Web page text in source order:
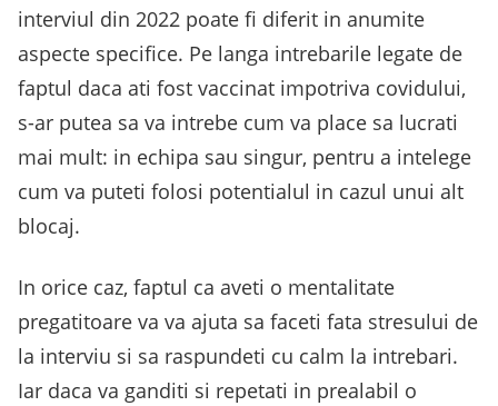
interviul din 2022 poate fi diferit in anumite
aspecte specifice. Pe langa intrebarile legate de
faptul daca ati fost vaccinat impotriva covidului,
s-ar putea sa va intrebe cum va place sa lucrati
mai mult: in echipa sau singur, pentru a intelege
cum va puteti folosi potentialul in cazul unui alt
blocaj.
In orice caz, faptul ca aveti o mentalitate
pregatitoare va va ajuta sa faceti fata stresului de
la interviu si sa raspundeti cu calm la intrebari.
Iar daca va ganditi si repetati in prealabil o